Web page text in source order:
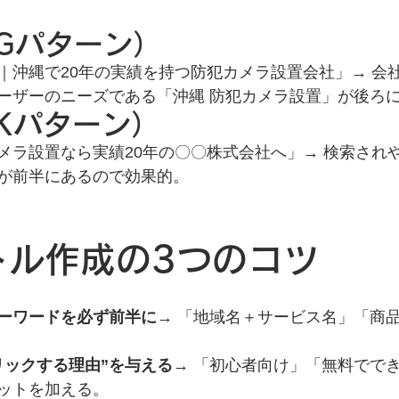
ターン）
沖縄で20年の実績を持つ防犯カメラ設置会社」→ 会
ザーのニーズである「沖縄 防犯カメラ設置」が後ろ
ターン）
ラ設置なら実績20年の〇〇株式会社へ」→ 検索され
前半にあるので効果的。
作成の3つのコツ
ワードを必ず前半に → 「地域名＋サービス名」「商
クする理由”を与える → 「初心者向け」「無料でで
トを加える。